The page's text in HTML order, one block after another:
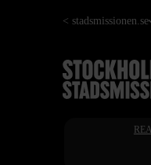
Hoppa< stadsmissionen.se